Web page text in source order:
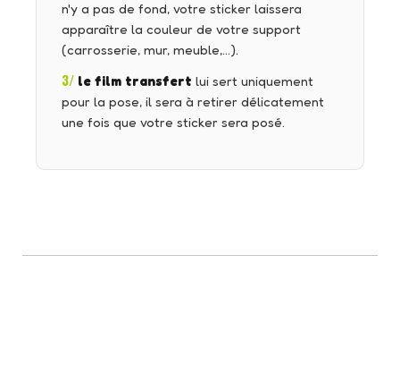
n'y a pas de fond, votre sticker laissera
apparaître la couleur de votre support
(carrosserie, mur, meuble,…).
3/ le film transfert lui sert uniquement
pour la pose, il sera à retirer délicatement
une fois que votre sticker sera posé.